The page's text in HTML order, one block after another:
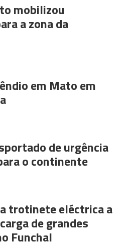
mobilizou
a zona da
em Mato em
de urgência
o continente
trotinete eléctrica a
de grandes
Funchal